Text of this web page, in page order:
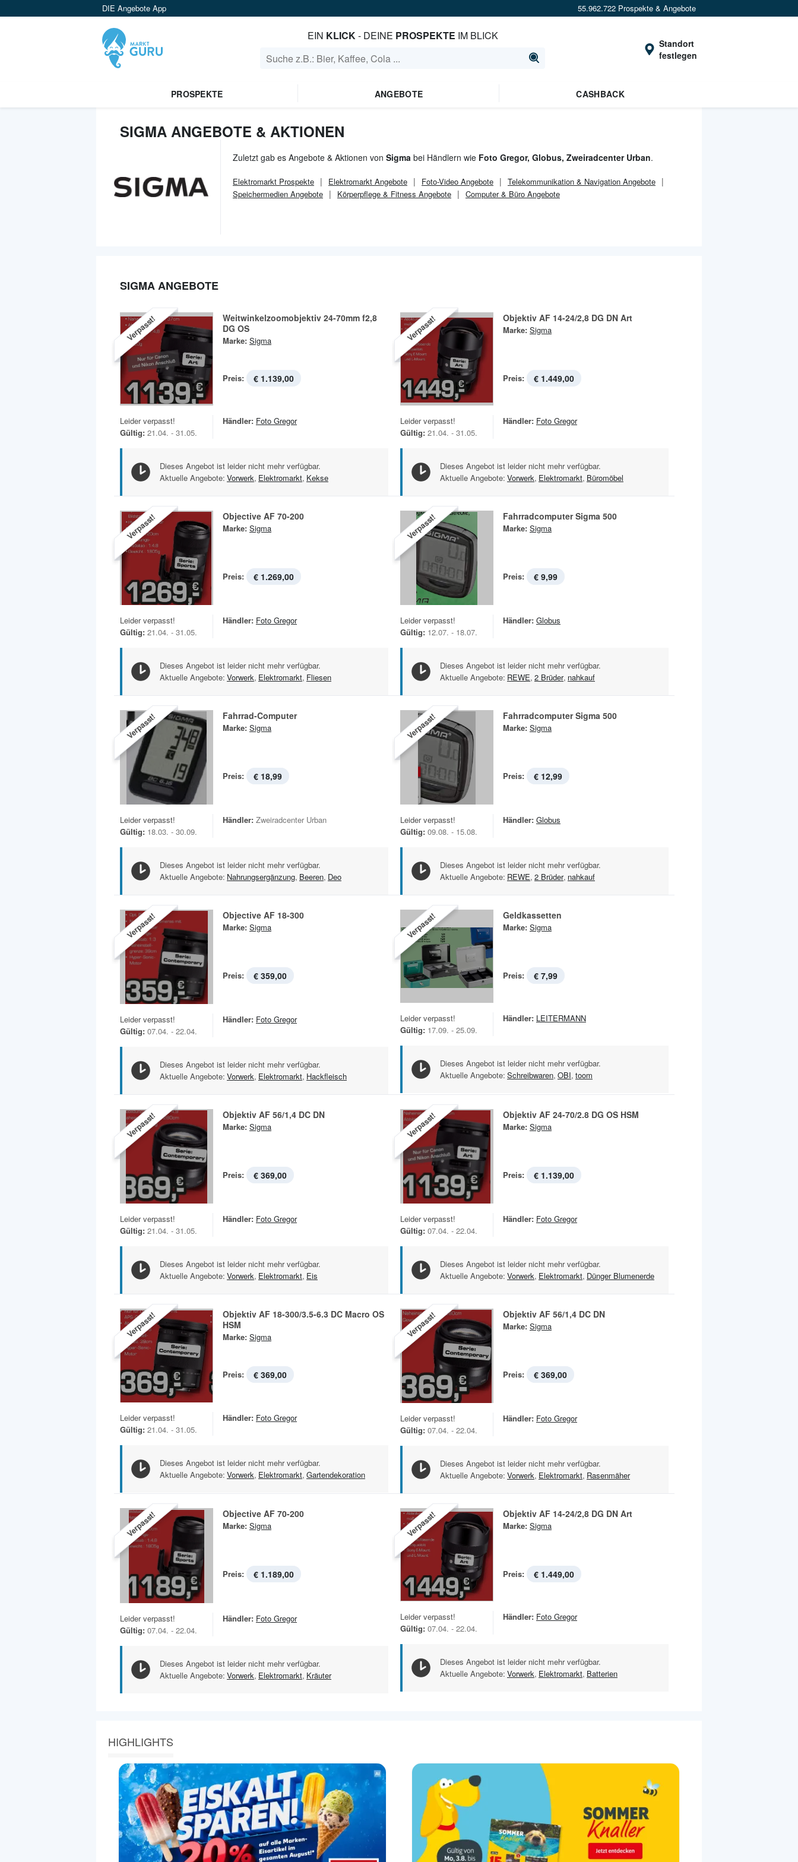
DIE Angebote App 55.962.722 Prospekte & Angebote
EIN KLICK- DEINE PROSPEKTE IM BLICK
Standort
festlegen
PROSPEKTE ANGEBOTE CASHBACK
SIGMA ANGEBOTE & AKTIONEN
Zuletzt gab es Angebote & Aktionen von Sigma bei Händlern wie Foto Gregor, Globus, Zweiradcenter Urban.
Elektromarkt Prospekte Elektromarkt Angebote Foto-Video Angebote
Telekommunikation & Navigation Angebote
Speichermedien Angebote
Körperpflege & Fitness Angebote Computer & Büro Angebote
SIGMA ANGEBOTE
Verpasst!
Weitwinkelzoomobjektiv 24-70mm f2,8
DG OS
Marke: Sigma
Preis: € 1.139,00
Leider verpasst!
Gültig: 21.04. - 31.05.
Händler: Foto Gregor
Dieses Angebot ist leider nicht mehr verfügbar.
Aktuelle Angebote: Vorwerk, Elektromarkt, Kekse
Verpasst! Objektiv AF 14-24/2,8 DG DN Art
Marke: Sigma
Preis: € 1.449,00
Leider verpasst!
Gültig: 21.04. - 31.05.
Händler: Foto Gregor
Dieses Angebot ist leider nicht mehr verfügbar.
Aktuelle Angebote: Vorwerk, Elektromarkt, Büromöbel
Verpasst! Objective AF 70-200
Marke: Sigma
Preis: € 1.269,00
Leider verpasst!
Gültig: 21.04. - 31.05.
Händler: Foto Gregor
Dieses Angebot ist leider nicht mehr verfügbar.
Aktuelle Angebote: Vorwerk, Elektromarkt, Fliesen
Verpasst! Fahrradcomputer Sigma 500
Marke: Sigma
Preis: € 9,99
Leider verpasst!
Gültig: 12.07. - 18.07.
Händler: Globus
Dieses Angebot ist leider nicht mehr verfügbar.
Aktuelle Angebote: REWE, 2 Brüder, nahkauf
Verpasst! Fahrrad-Computer
Marke: Sigma
Preis: € 18,99
Leider verpasst!
Gültig: 18.03. - 30.09.
Händler: Zweiradcenter Urban
Dieses Angebot ist leider nicht mehr verfügbar.
Aktuelle Angebote: Nahrungsergänzung, Beeren, Deo
Verpasst! Fahrradcomputer Sigma 500
Marke: Sigma
Preis: € 12,99
Leider verpasst!
Gültig: 09.08. - 15.08.
Händler: Globus
Dieses Angebot ist leider nicht mehr verfügbar.
Aktuelle Angebote: REWE, 2 Brüder, nahkauf
Verpasst! Objective AF 18-300
Marke: Sigma
Preis: € 359,00
Leider verpasst!
Gültig: 07.04. - 22.04.
Händler: Foto Gregor
Dieses Angebot ist leider nicht mehr verfügbar.
Aktuelle Angebote: Vorwerk, Elektromarkt, Hackfleisch
Verpasst! Geldkassetten
Marke: Sigma
Preis: € 7,99
Leider verpasst!
Gültig: 17.09. - 25.09.
Händler: LEITERMANN
Dieses Angebot ist leider nicht mehr verfügbar.
Aktuelle Angebote: Schreibwaren, OBI, toom
Verpasst! Objektiv AF 56/1,4 DC DN
Marke: Sigma
Preis: € 369,00
Leider verpasst!
Gültig: 21.04. - 31.05.
Händler: Foto Gregor
Dieses Angebot ist leider nicht mehr verfügbar.
Aktuelle Angebote: Vorwerk, Elektromarkt, Eis
Verpasst! Objektiv AF 24-70/2.8 DG OS HSM
Marke: Sigma
Preis: € 1.139,00
Leider verpasst!
Gültig: 07.04. - 22.04.
Händler: Foto Gregor
Dieses Angebot ist leider nicht mehr verfügbar.
Aktuelle Angebote: Vorwerk, Elektromarkt, Dünger Blumenerde
Verpasst!
Objektiv AF 18-300/3.5-6.3 DC Macro OS
HSM
Marke: Sigma
Preis: € 369,00
Leider verpasst!
Gültig: 21.04. - 31.05.
Händler: Foto Gregor
Dieses Angebot ist leider nicht mehr verfügbar.
Aktuelle Angebote: Vorwerk, Elektromarkt, Gartendekoration
Verpasst! Objektiv AF 56/1,4 DC DN
Marke: Sigma
Preis: € 369,00
Leider verpasst!
Gültig: 07.04. - 22.04.
Händler: Foto Gregor
Dieses Angebot ist leider nicht mehr verfügbar.
Aktuelle Angebote: Vorwerk, Elektromarkt, Rasenmäher
Verpasst! Objective AF 70-200
Marke: Sigma
Preis: € 1.189,00
Leider verpasst!
Gültig: 07.04. - 22.04.
Händler: Foto Gregor
Dieses Angebot ist leider nicht mehr verfügbar.
Aktuelle Angebote: Vorwerk, Elektromarkt, Kräuter
Verpasst! Objektiv AF 14-24/2,8 DG DN Art
Marke: Sigma
Preis: € 1.449,00
Leider verpasst!
Gültig: 07.04. - 22.04.
Händler: Foto Gregor
Dieses Angebot ist leider nicht mehr verfügbar.
Aktuelle Angebote: Vorwerk, Elektromarkt, Batterien
HIGHLIGHTS